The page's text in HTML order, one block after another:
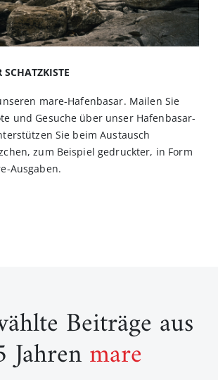
SCHATZKISTE
mare-Hafenbasar. Mailen Sie
und Gesuche über unser Hafenbasar-
Sie beim Austausch
zum Beispiel gedruckter, in Form
Ausgaben.
Beiträge aus
Jahrenmare